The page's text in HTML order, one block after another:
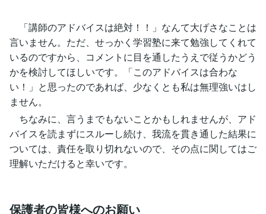
「講師のアドバイスは絶対！！」なんて大げさなことは
言いません。ただ、せっかく学習塾に来て勉強してくれて
いるのですから、コメントに目を通したうえで従うかどう
かを検討してほしいです。「このアドバイスは合わな
い！」と思ったのであれば、少なくとも私は無理強いはし
ません。
ちなみに、言うまでもないことかもしれませんが、アド
バイスを読まずにスルーし続け、我流を貫き通した結果に
ついては、責任を取り切れないので、その点に関してはご
理解いただけると幸いです。
保護者の皆様へのお願い